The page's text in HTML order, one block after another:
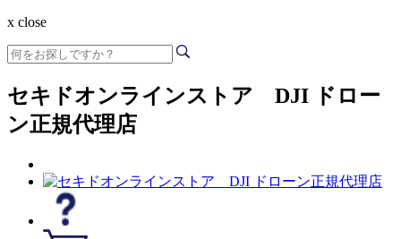
x close
セキドオンラインストア DJI ドロー
ン正規代理店